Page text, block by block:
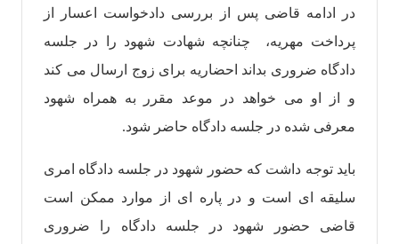
در ادامه قاضی پس از بررسی دادخواست اعسار از
پرداخت مهریه، چنانچه شهادت شهود را در جلسه
دادگاه ضروری بداند احضاریه برای زوج ارسال می کند
و از او می خواهد در موعد مقرر به همراه شهود
معرفی شده در جلسه دادگاه حاضر شود.
باید توجه داشت که حضور شهود در جلسه دادگاه امری
سلیقه ای است و در پاره ای از موارد ممکن است
قاضی حضور شهود در جلسه دادگاه را ضروری